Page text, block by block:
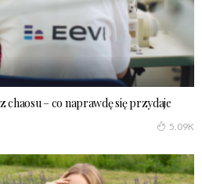
chaosu – co naprawdę się przydaje
5.09K